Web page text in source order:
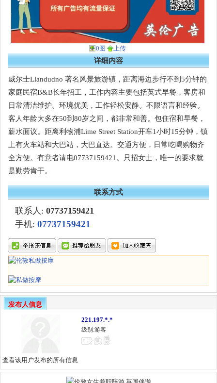
0图 上传
详细内容
威尔士Llandudno 著名风景旅游镇，距离海边步行不到5分钟的
家庭民宿B&B长年招工，工作内容主要包括英式早餐，客房和
日常清洁维护。环境优美，工作轻松安静。不限语言和经验。
客人年龄大多在50到80岁之间，都非常和善。包住宿和早餐，
薪水面议。距离利物浦Lime Street Station开车1小时15分钟，镇
上有火车站和大巴站，大巴直达。交通方便，日常吃喝购物齐
全方便。有意者请电07737159421。只招女士，唯一的要求就
是勤劳肯干。
联系方式
联系人: 07737159421
手机: 07737159421
发布人信息
221.197.*.*
级别:游客
查看该用户发布的所有信息